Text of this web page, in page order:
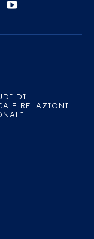
DI
E RELAZIONI